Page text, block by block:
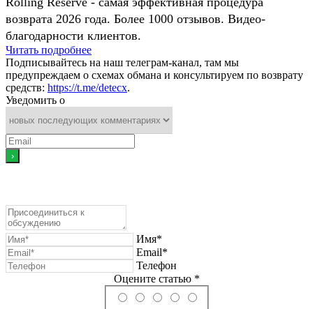
возврата 2026 года. Более 1000 отзывов. Видео-
благодарности клиентов.
Читать подробнее
Подписывайтесь на наш телеграм-канал, там мы
предупреждаем о схемах обмана и консультируем по возврату
средств: https://t.me/detecx.
Уведомить о
Имя*
Email*
Телефон
Оцените статью *